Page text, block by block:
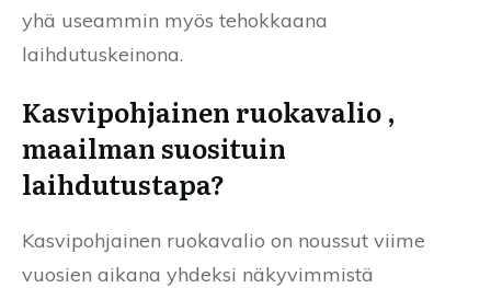
yhä useammin myös tehokkaana
laihdutuskeinona.
Kasvipohjainen ruokavalio ,
maailman suosituin
laihdutustapa?
Kasvipohjainen ruokavalio on noussut viime
vuosien aikana yhdeksi näkyvimmistä